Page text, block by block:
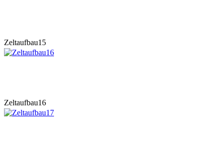
Zeltaufbau15
Zeltaufbau16